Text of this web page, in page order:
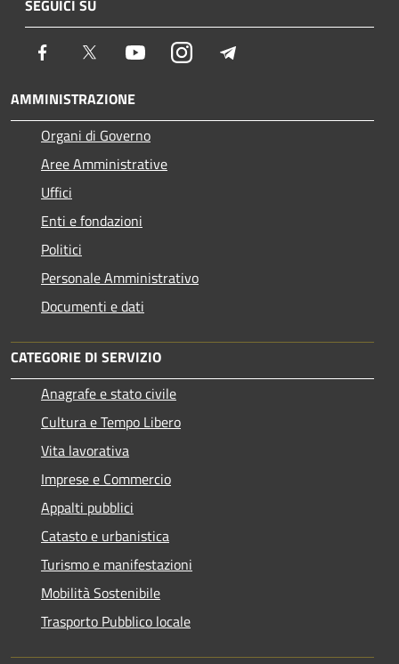
SEGUICI SU
Facebook Twitter YoutubeInstagram
AMMINISTRAZIONE
Organi di Governo
Aree Amministrative
Uffici
Enti e fondazioni
Politici
Personale Amministrativo
Documenti e dati
CATEGORIE DI SERVIZIO
Anagrafe e stato civile
Cultura e Tempo Libero
Vita lavorativa
Imprese e Commercio
Appalti pubblici
Catasto e urbanistica
Turismo e manifestazioni
Mobilità Sostenibile
Trasporto Pubblico locale